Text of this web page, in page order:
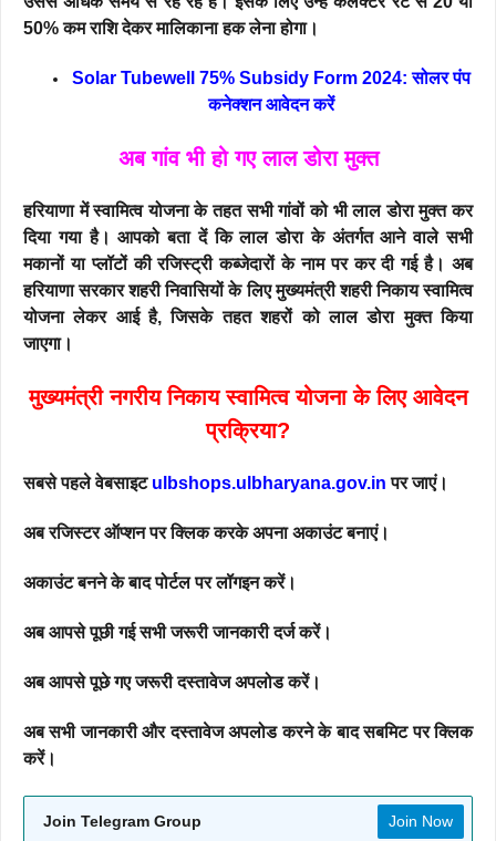
50% कम राशि देकर मालिकाना हक लेना होगा।
Solar Tubewell 75% Subsidy Form 2024: सोलर पंप
कनेक्शन आवेदन करें
अब गांव भी हो गए लाल डोरा मुक्त
हरियाणा में स्वामित्व योजना के तहत सभी गांवों को भी लाल डोरा मुक्त कर
दिया गया है। आपको बता दें कि लाल डोरा के अंतर्गत आने वाले सभी
मकानों या प्लॉटों की रजिस्ट्री कब्जेदारों के नाम पर कर दी गई है। अब
हरियाणा सरकार शहरी निवासियों के लिए मुख्यमंत्री शहरी निकाय स्वामित्व
योजना लेकर आई है, जिसके तहत शहरों को लाल डोरा मुक्त किया
जाएगा।
मुख्यमंत्री नगरीय निकाय स्वामित्व योजना के लिए आवेदन
प्रक्रिया?
सबसे पहले वेबसाइट ulbshops.ulbharyana.gov.in पर जाएं।
अब रजिस्टर ऑप्शन पर क्लिक करके अपना अकाउंट बनाएं।
अकाउंट बनने के बाद पोर्टल पर लॉगइन करें।
अब आपसे पूछी गई सभी जरूरी जानकारी दर्ज करें।
अब आपसे पूछे गए जरूरी दस्तावेज अपलोड करें।
अब सभी जानकारी और दस्तावेज अपलोड करने के बाद सबमिट पर क्लिक
करें।
Join Telegram Group Join Now